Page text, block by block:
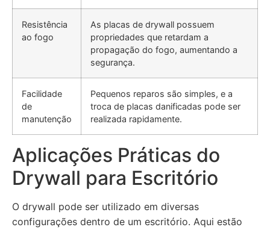
Resistência
ao fogo
As placas de drywall possuem
propriedades que retardam a
propagação do fogo, aumentando a
segurança.
Facilidade
de
manutenção
Pequenos reparos são simples, e a
troca de placas danificadas pode ser
realizada rapidamente.
Aplicações Práticas do
Drywall para Escritório
O drywall pode ser utilizado em diversas
configurações dentro de um escritório. Aqui estão